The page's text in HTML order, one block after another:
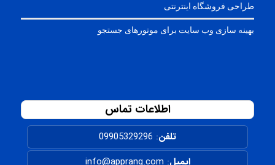
طراحی فروشگاه اینترنتی
بهینه سازی وب سایت برای موتورهای جستجو
اطلاعات تماس
تلفن:
09905329296
ایمیل: info@apprang.com